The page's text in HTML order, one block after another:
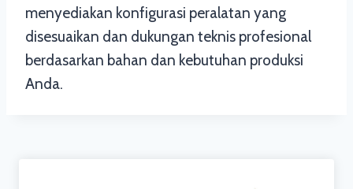
menyediakan konfigurasi peralatan yang
disesuaikan dan dukungan teknis profesional
berdasarkan bahan dan kebutuhan produksi
Anda.